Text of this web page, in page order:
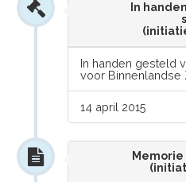
In
In handen gesteld
voor Binnenlandse
14 april 2015